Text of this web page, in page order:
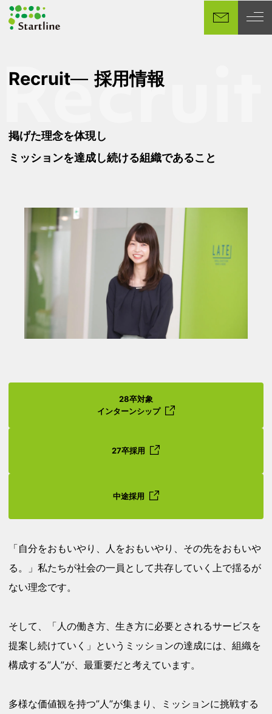
イ
移
Recruit 採用情報
掲げた理念を体現し
ミッションを達成し続ける組織であること
「自分をおもいやり、人をおもいやり、その先をおもいや
る。」私たちが社会の一員として共存していく上で揺るが
ない理念です。
そして、「人の働き方、生き方に必要とされるサービスを
提案し続けていく」というミッションの達成には、組織を
構成する”人”が、最重要だと考えています。
多様な価値観を持つ”人”が集まり、ミッションに挑戦する
28卒対象
インターンシップ
27卒採用
中途採用